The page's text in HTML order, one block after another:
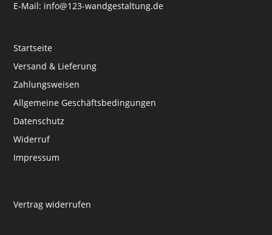
E-Mail: info@123-wandgestaltung.de
Startseite
Versand & Lieferung
Zahlungsweisen
Allgemeine Geschäftsbedingungen
Datenschutz
Widerruf
Impressum
Vertrag widerrufen